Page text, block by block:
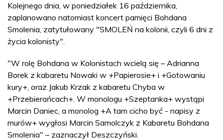
Kolejnego dnia, w poniedziałek 16 października,
zaplanowano natomiast koncert pamięci Bohdana
Smolenia, zatytułowany "SMOLEŃ na kolonii, czyli 6 dni z
życia kolonisty".
"W rolę Bohdana w Kolonistach wcielą się – Adrianna
Borek z kabaretu Nowaki w +Papierosie+ i +Gotowaniu
kury+, oraz Jakub Krzak z kabaretu Chyba w
+Przebierańcach+. W monologu +Szeptanka+ wystąpi
Marcin Daniec, a monolog +A tam cicho być - napisy z
murów+ wygłosi Marcin Samolczyk z Kabaretu Bohdana
Smolenia" – zaznaczył Deszczyński.